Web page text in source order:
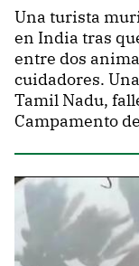
Una turista
en India tras
entre dos
cuidadores.
Tamil Nadu,
Campamento